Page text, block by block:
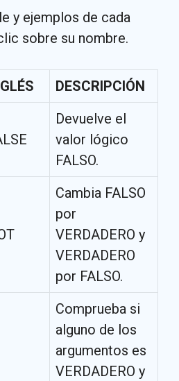
y ejemplos de cada
sobre su nombre.
DESCRIPCIÓN
Devuelve el
valor lógico
FALSO.
Cambia FALSO
por
VERDADERO y
VERDADERO
por FALSO.
Comprueba si
alguno de los
argumentos es
VERDADERO y